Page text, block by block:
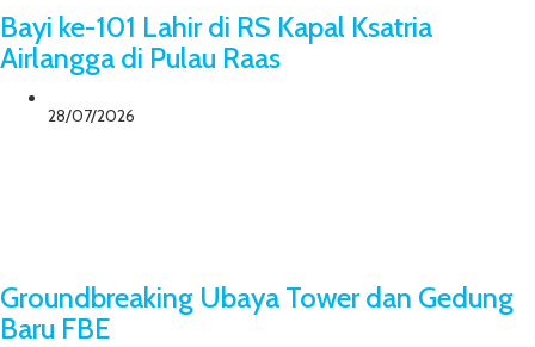
Bayi ke-101 Lahir di RS Kapal Ksatria
Airlangga di Pulau Raas
28/07/2026
Groundbreaking Ubaya Tower dan Gedung
Baru FBE